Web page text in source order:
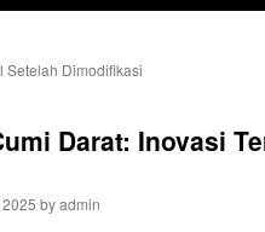
Setelah Dimodifikasi
Darat: Inovasi
byadmin